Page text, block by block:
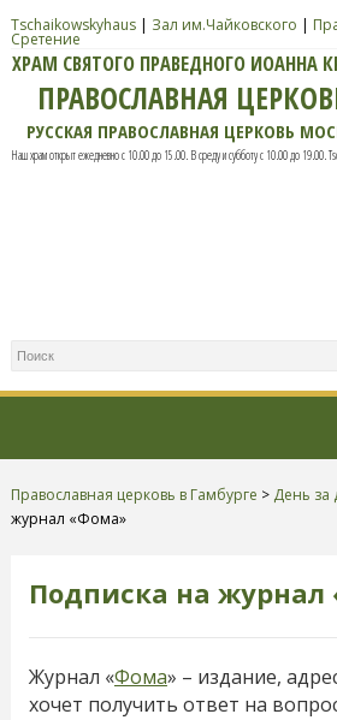
Tschaikowskyhaus| Зал им.Чайковского |
Сретение
ХРАМ СВЯТОГО ПРАВЕДНОГО ИОАННА
ПРАВОСЛАВНАЯ
РУССКАЯ ПРАВОСЛАВНАЯ ЦЕРКОВЬ
Наш храм открыт ежедневно с 10.00 до 15.00. В среду и субботу с 10.00 до 19.00.
Православная церковь в Гамбурге > День за
журнал «Фома»
Подписка на
Журнал «Фома» – издание,
хочет получить ответ на